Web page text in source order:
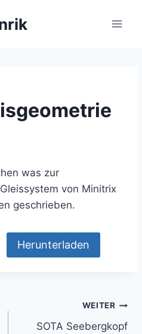
was zur
von Minitrix
geschrieben.
Herunterladen
WEITER
SOTA Seebergkopf